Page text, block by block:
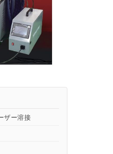
ザー溶接